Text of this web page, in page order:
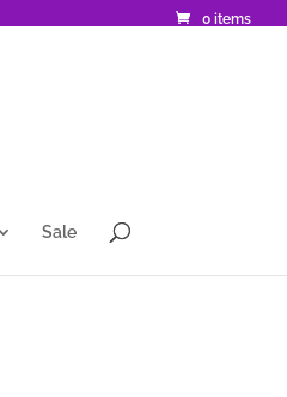
0 items
Sale